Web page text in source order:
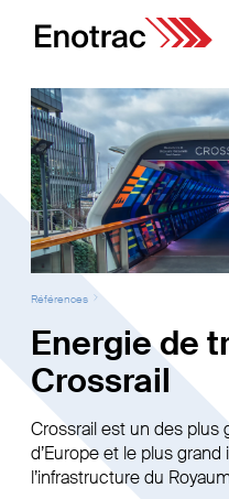
Références
Energie de
Crossrail
Crossrail est un des plus
d’Europe et le plus
l’infrastructure du